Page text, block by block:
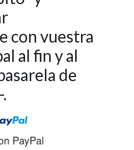
con vuestra
al fin y al
de